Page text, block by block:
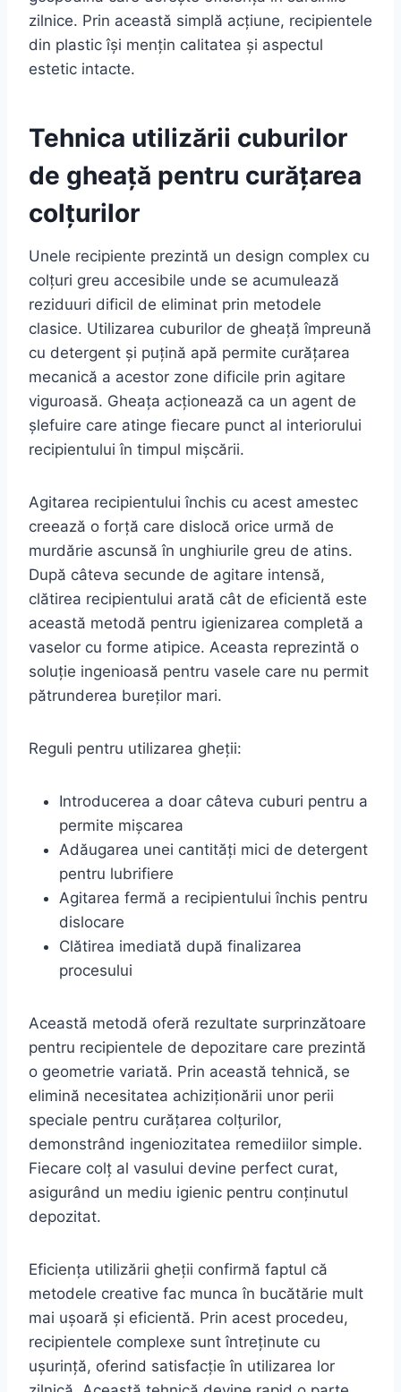
zilnice. Prin această simplă acțiune, recipientele
din plastic își mențin calitatea și aspectul
estetic intacte.
Tehnica utilizării cuburilor
de gheață pentru curățarea
colțurilor
Unele recipiente prezintă un design complex cu
colțuri greu accesibile unde se acumulează
reziduuri dificil de eliminat prin metodele
clasice. Utilizarea cuburilor de gheață împreună
cu detergent și puțină apă permite curățarea
mecanică a acestor zone dificile prin agitare
viguroasă. Gheața acționează ca un agent de
șlefuire care atinge fiecare punct al interiorului
recipientului în timpul mișcării.
Agitarea recipientului închis cu acest amestec
creează o forță care dislocă orice urmă de
murdărie ascunsă în unghiurile greu de atins.
După câteva secunde de agitare intensă,
clătirea recipientului arată cât de eficientă este
această metodă pentru igienizarea completă a
vaselor cu forme atipice. Aceasta reprezintă o
soluție ingenioasă pentru vasele care nu permit
pătrunderea bureților mari.
Reguli pentru utilizarea gheții:
Introducerea a doar câteva cuburi pentru a
permite mișcarea
Adăugarea unei cantități mici de detergent
pentru lubrifiere
Agitarea fermă a recipientului închis pentru
dislocare
Clătirea imediată după finalizarea
procesului
Această metodă oferă rezultate surprinzătoare
pentru recipientele de depozitare care prezintă
o geometrie variată. Prin această tehnică, se
elimină necesitatea achiziționării unor perii
speciale pentru curățarea colțurilor,
demonstrând ingeniozitatea remediilor simple.
Fiecare colț al vasului devine perfect curat,
asigurând un mediu igienic pentru conținutul
depozitat.
Eficiența utilizării gheții confirmă faptul că
metodele creative fac munca în bucătărie mult
mai ușoară și eficientă. Prin acest procedeu,
recipientele complexe sunt întreținute cu
ușurință, oferind satisfacție în utilizarea lor